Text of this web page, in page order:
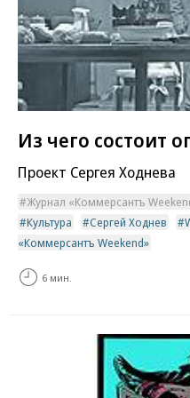
Из чего состоит
Проект Сергея Ходнева
Журнал «Коммерсантъ
Культура
Сергей Ходнев
«Коммерсантъ Weekend»
6 мин.